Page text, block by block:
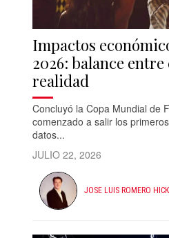
Impactos
2026: balance
realidad
Concluyó la Copa Mundial de
comenzado a salir los
datos...
JULIO 22, 2026
JOSE LUIS ROMERO